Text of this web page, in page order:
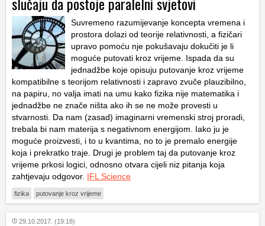
Suvremeno razumijevanje koncepta vremena i
prostora dolazi od teorije relativnosti, a fizičari
upravo pomoću nje pokušavaju dokučiti je li
moguće putovati kroz vrijeme. Ispada da su
jednadžbe koje opisuju putovanje kroz vrijeme
kompatibilne s teorijom relativnosti i zapravo zvuče plauzibilno,
na papiru, no valja imati na umu kako fizika nije matematika i
jednadžbe ne znače ništa ako ih se ne može provesti u
stvarnosti. Da nam (zasad) imaginarni vremenski stroj proradi,
trebala bi nam materija s negativnom energijom. Iako ju je
moguće proizvesti, i to u kvantima, no to je premalo energije
koja i prekratko traje. Drugi je problem taj da putovanje kroz
vrijeme prkosi logici, odnosno otvara cijeli niz pitanja koja
zahtjevaju odgovor. IFL Science
fizika putovanje kroz vrijeme
29.10.2017. (19:18)